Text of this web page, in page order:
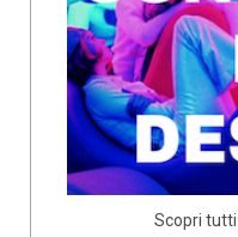
Scopri tutti